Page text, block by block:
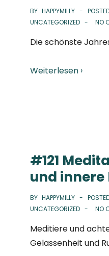
BY HAPPYMILLY
UNCATEGORIZED
NO
Die schönste
Weiterlesen ›
#121
und innere
BY HAPPYMILLY
UNCATEGORIZED
NO
Meditiere und
Gelassenheit und